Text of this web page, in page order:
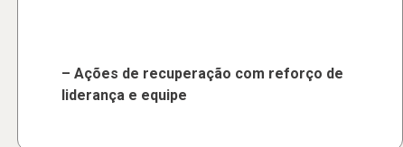
– Ações de recuperação com reforço de
liderança e equipe